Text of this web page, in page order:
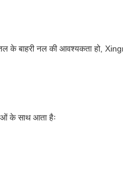
के बाहरी नल की आवश्यकता
के साथ आता हैः